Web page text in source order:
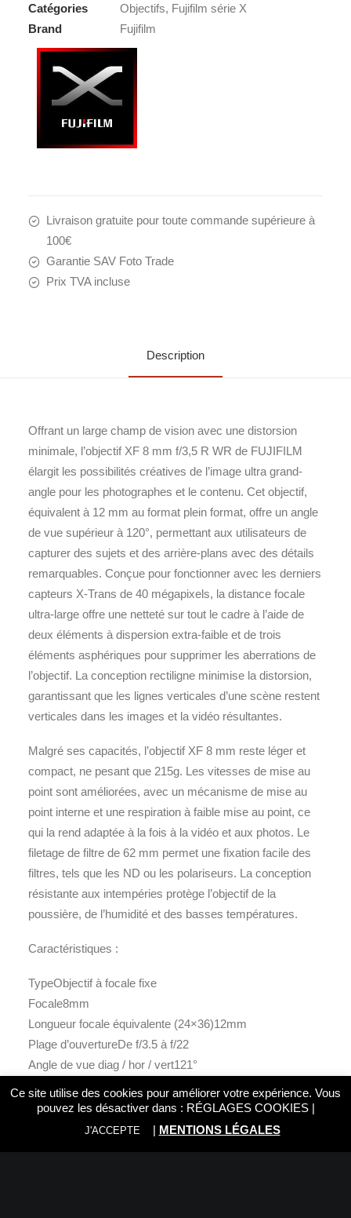
R
WR
Catégories Objectifs, Fujifilm série X
Brand
Fujifilm
Livraison gratuite pour toute commande supérieure à
100€
Garantie SAV Foto Trade
Prix TVA incluse
Description
Offrant un large champ de vision avec une distorsion
minimale, l’objectif XF 8 mm f/3,5 R WR de FUJIFILM
élargit les possibilités créatives de l’image ultra grand-
angle pour les photographes et le contenu. Cet objectif,
équivalent à 12 mm au format plein format, offre un angle
de vue supérieur à 120°, permettant aux utilisateurs de
capturer des sujets et des arrière-plans avec des détails
remarquables. Conçue pour fonctionner avec les derniers
capteurs X-Trans de 40 mégapixels, la distance focale
ultra-large offre une netteté sur tout le cadre à l’aide de
deux éléments à dispersion extra-faible et de trois
éléments asphériques pour supprimer les aberrations de
l’objectif. La conception rectiligne minimise la distorsion,
garantissant que les lignes verticales d’une scène restent
verticales dans les images et la vidéo résultantes.
Malgré ses capacités, l’objectif XF 8 mm reste léger et
compact, ne pesant que 215g. Les vitesses de mise au
point sont améliorées, avec un mécanisme de mise au
point interne et une respiration à faible mise au point, ce
qui la rend adaptée à la fois à la vidéo et aux photos. Le
filetage de filtre de 62 mm permet une fixation facile des
filtres, tels que les ND ou les polariseurs. La conception
résistante aux intempéries protège l’objectif de la
poussière, de l’humidité et des basses températures.
Caractéristiques :
TypeObjectif à focale fixe
Focale8mm
Longueur focale équivalente (24×36)12mm
Plage d’ouvertureDe f/3.5 à f/22
Angle de vue diag / hor / vert121°
Poids (sans couvercles et pare-soleil)215g
Diamètre du filtre62mm
Ce site utilise des cookies pour améliorer votre expérience. Vous
pouvez les désactiver dans : RÉGLAGES COOKIES|
J'ACCEPTE | MENTIONS LÉGALES